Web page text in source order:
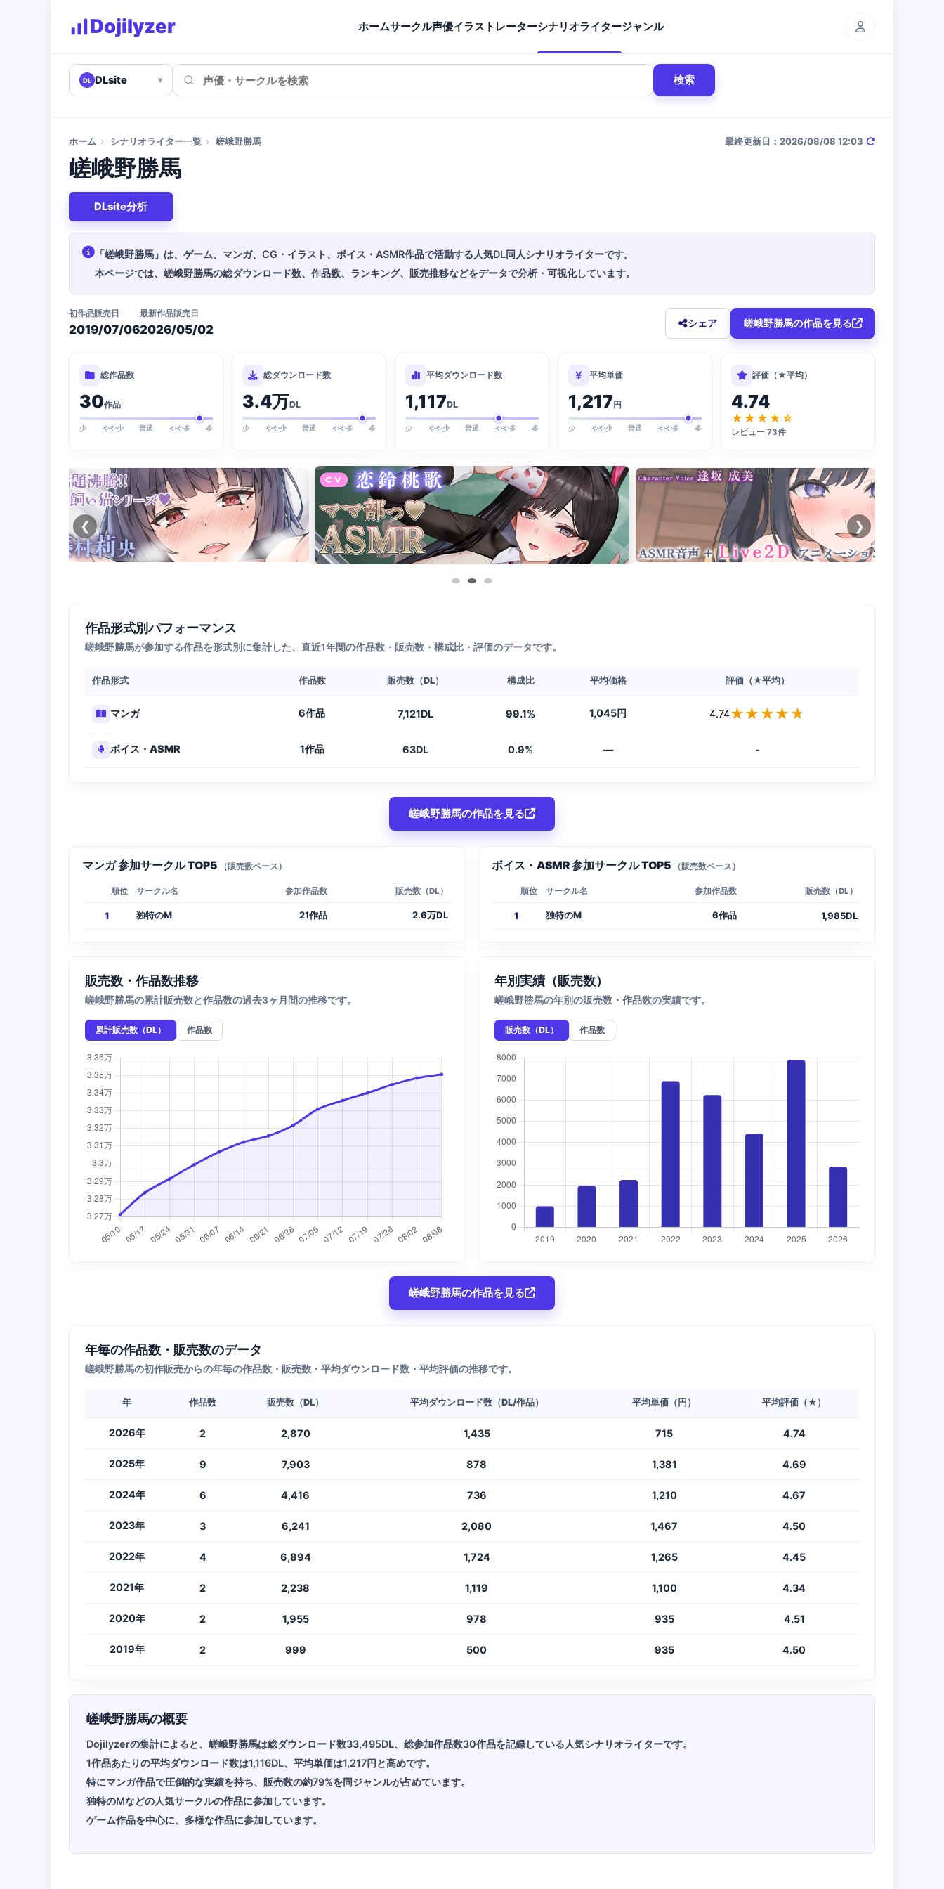
Dojilyzer ホームサークル声優イラストレーターシナリオライタージャンル
DL DLsite ▾ 検索
ホーム › シナリオライター一覧 › 嵯峨野勝馬 最終更新日：2026/08/08 12:03
嵯峨野勝馬
DLsite分析
「嵯峨野勝馬」は、ゲーム、マンガ、CG・イラスト、ボイス・ASMR作品で活動する人気DL同人シナリオライターです。
本ページでは、嵯峨野勝馬の総ダウンロード数、作品数、ランキング、販売推移などをデータで分析・可視化しています。
初作品販売日
2019/07/06
最新作品販売日
2026/05/02 シェア 嵯峨野勝馬の作品を見る
総作品数
30作品
少 やや少 普通 やや多 多
総ダウンロード数
3.4万DL
少 やや少 普通 やや多 多
平均ダウンロード数
1,117DL
少 やや少 普通 やや多 多
平均単価
1,217円
少 やや少 普通 やや多 多
評価（★平均）
4.74
★★★★☆
レビュー 73件
❮ ❯
作品形式別パフォーマンス
嵯峨野勝馬が参加する作品を形式別に集計した、直近1年間の作品数・販売数・構成比・評価のデータです。
作品形式 作品数 販売数（DL） 構成比 平均価格 評価（★平均）
マンガ 6作品 7,121DL 99.1% 1,045円 4.74★★★★★
★★★★★
ボイス・ASMR 1作品 63DL 0.9% — -
嵯峨野勝馬の作品を見る
マンガ 参加サークル TOP5 （販売数ベース）
順位 サークル名 参加作品数 販売数（DL）
1 独特のM 21作品 2.6万DL
ボイス・ASMR 参加サークル TOP5 （販売数ベース）
順位 サークル名 参加作品数 販売数（DL）
1 独特のM 6作品 1,985DL
販売数・作品数推移
嵯峨野勝馬の累計販売数と作品数の過去3ヶ月間の推移です。
累計販売数（DL） 作品数
年別実績（販売数）
嵯峨野勝馬の年別の販売数・作品数の実績です。
販売数（DL） 作品数
嵯峨野勝馬の作品を見る
年毎の作品数・販売数のデータ
嵯峨野勝馬の初作販売からの年毎の作品数・販売数・平均ダウンロード数・平均評価の推移です。
年 作品数 販売数（DL） 平均ダウンロード数（DL/作品） 平均単価（円） 平均評価（★）
2026年 2 2,870 1,435 715 4.74
2025年 9 7,903 878 1,381 4.69
2024年 6 4,416 736 1,210 4.67
2023年 3 6,241 2,080 1,467 4.50
2022年 4 6,894 1,724 1,265 4.45
2021年 2 2,238 1,119 1,100 4.34
2020年 2 1,955 978 935 4.51
2019年 2 999 500 935 4.50
嵯峨野勝馬の概要
Dojilyzerの集計によると、嵯峨野勝馬は総ダウンロード数33,495DL、総参加作品数30作品を記録している人気シナリオライターです。
1作品あたりの平均ダウンロード数は1,116DL、平均単価は1,217円と高めです。
特にマンガ作品で圧倒的な実績を持ち、販売数の約79%を同ジャンルが占めています。
独特のMなどの人気サークルの作品に参加しています。
ゲーム作品を中心に、多様な作品に参加しています。